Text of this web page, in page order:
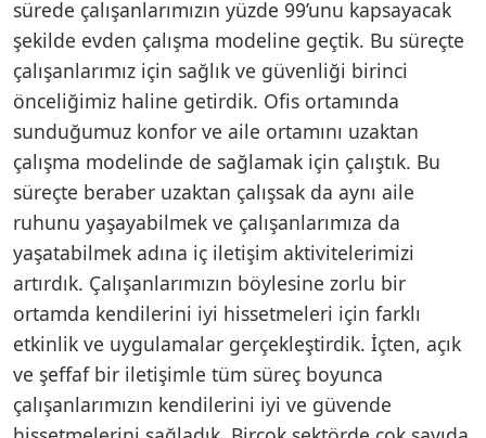
sürede çalışanlarımızın yüzde 99’unu kapsayacak
şekilde evden çalışma modeline geçtik. Bu süreçte
çalışanlarımız için sağlık ve güvenliği birinci
önceliğimiz haline getirdik. Ofis ortamında
sunduğumuz konfor ve aile ortamını uzaktan
çalışma modelinde de sağlamak için çalıştık. Bu
süreçte beraber uzaktan çalışsak da aynı aile
ruhunu yaşayabilmek ve çalışanlarımıza da
yaşatabilmek adına iç iletişim aktivitelerimizi
artırdık. Çalışanlarımızın böylesine zorlu bir
ortamda kendilerini iyi hissetmeleri için farklı
etkinlik ve uygulamalar gerçekleştirdik. İçten, açık
ve şeffaf bir iletişimle tüm süreç boyunca
çalışanlarımızın kendilerini iyi ve güvende